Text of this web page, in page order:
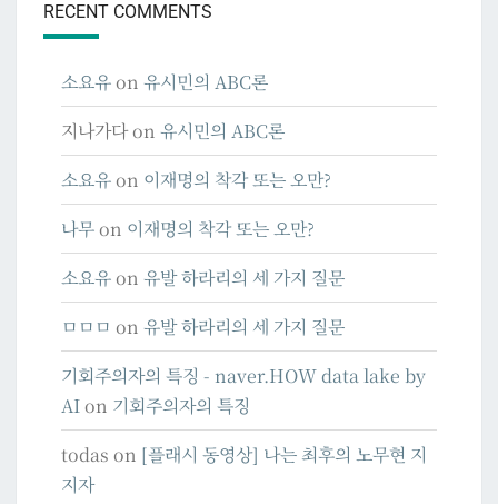
RECENT COMMENTS
소요유on 유시민의 ABC론
지나가다on 유시민의 ABC론
소요유on 이재명의 착각 또는 오만?
나무on 이재명의 착각 또는 오만?
소요유on 유발 하라리의 세 가지 질문
ㅁㅁㅁ on 유발 하라리의 세 가지 질문
기회주의자의 특징 - naver.HOW data lake by
AIon 기회주의자의 특징
todas on [플래시 동영상] 나는 최후의 노무현 지
지자